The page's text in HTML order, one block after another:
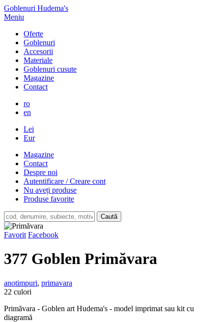
Goblenuri Hudema's
Meniu
Oferte
Goblenuri
Accesorii
Materiale
Goblenuri cusute
Magazine
Contact
ro
en
Lei
Eur
Magazine
Contact
Despre noi
Autentificare / Creare cont
Nu aveți produse
Produse favorite
Favorit Facebook
377 Goblen Primăvara
anotimpuri, primavara
22 culori
Primăvara - Goblen art Hudema's - model imprimat sau kit cu
diagramă